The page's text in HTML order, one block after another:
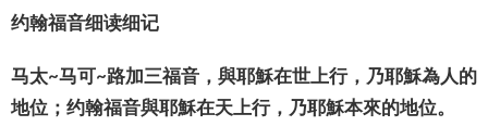
约翰福音细读细记
马太~马可~路加三福音，與耶穌在世上行，乃耶穌為人的
地位；约翰福音與耶穌在天上行，乃耶穌本來的地位。